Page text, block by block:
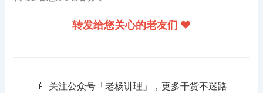
转发给您关心的老友们 ❤️
📱 关注公众号「老杨讲理」，更多干货不迷路